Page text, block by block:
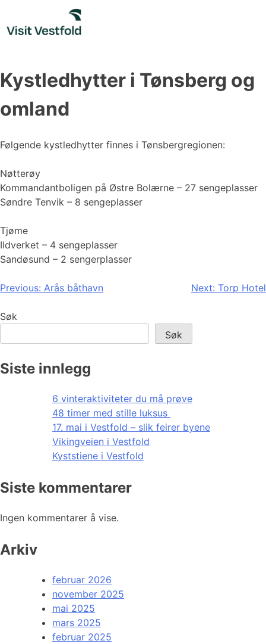
content
Kystledhytter i Tønsberg og
omland
Følgende kystledhytter finnes i Tønsbergregionen:
Nøtterøy
Kommandantboligen på Østre Bolærne – 27 sengeplasser
Søndre Tenvik – 8 sengeplasser
Tjøme
Ildverket – 4 sengeplasser
Sandøsund – 2 sengerplasser
Innleggsnavigasjon
Previous: Arås båthavn Next: Torp Hotel
Søk
Søk
Siste innlegg
6 vinteraktiviteter du må prøve
48 timer med stille luksus
17. mai i Vestfold – slik feirer byene
Vikingveien i Vestfold
Kyststiene i Vestfold
Siste kommentarer
Ingen kommentarer å vise.
Arkiv
februar 2026
november 2025
mai 2025
mars 2025
februar 2025